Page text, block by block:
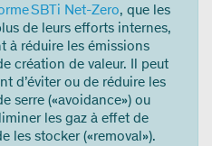
SBTi Net-Zero, que les
de leurs efforts internes,
à réduire les émissions
création de valeur. Il peut
d’éviter ou de réduire les
serre («avoidance») ou
les gaz à effet de
les stocker («removal»).